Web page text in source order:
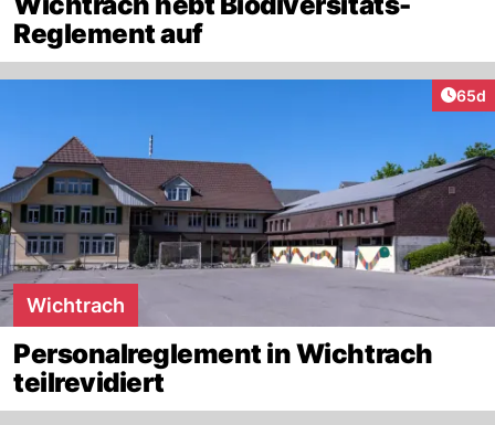
Reglement auf
65d
Wichtrach
Personalreglement in Wichtrach
teilrevidiert